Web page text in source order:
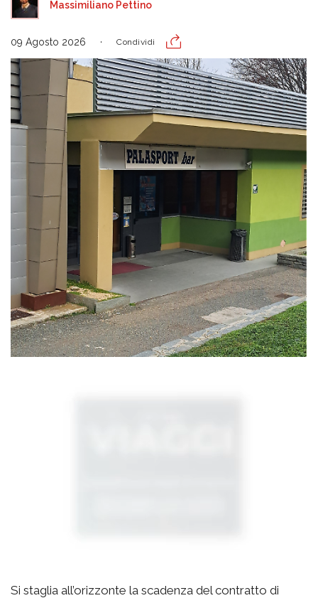
Massimiliano Pettino
09 Agosto 2026 Condividi
Si staglia all’orizzonte la scadenza del contratto di